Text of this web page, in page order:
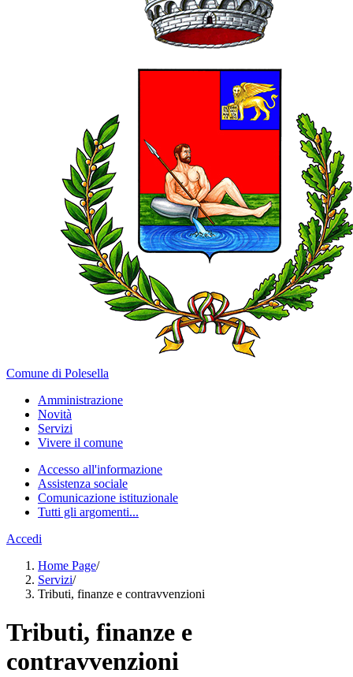
Comune di Polesella
Amministrazione
Novità
Servizi
Vivere il comune
Accesso all'informazione
Assistenza sociale
Comunicazione istituzionale
Tutti gli argomenti...
Accedi
Home Page/
Servizi/
Tributi, finanze e contravvenzioni
Tributi, finanze e
contravvenzioni